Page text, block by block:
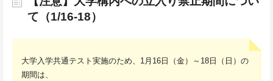
て（1/16-18）
大学入学共通テスト実施のため、1月16日（金）～18日（日）の
期間は、